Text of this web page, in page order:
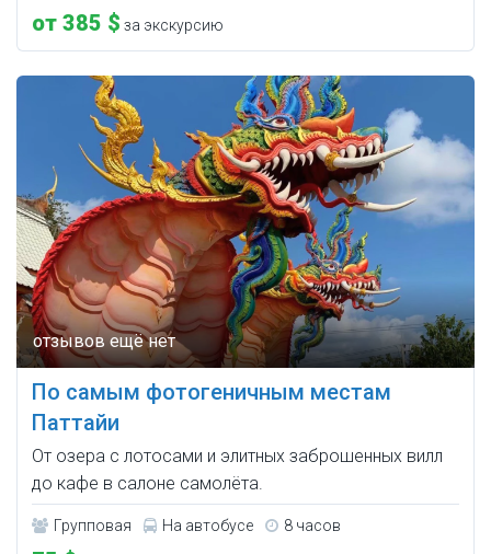
от 385 $ за экскурсию
По самым фотогеничным местам
Паттайи
От озера с лотосами и элитных заброшенных вилл
до кафе в салоне самолёта.
Групповая На автобусе 8 часов